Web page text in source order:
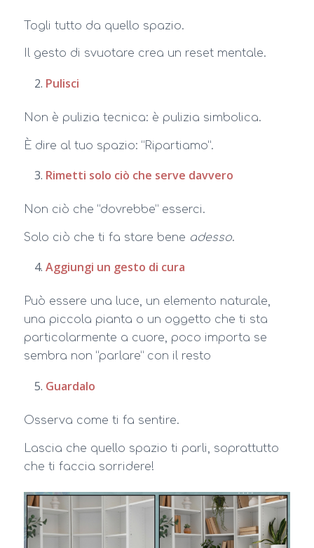
Togli tutto da quello spazio.
Il gesto di svuotare crea un reset mentale.
Pulisci
Non è pulizia tecnica: è pulizia simbolica.
È dire al tuo spazio: “Ripartiamo”.
Rimetti solo ciò che serve davvero
Non ciò che “dovrebbe” esserci.
Solo ciò che ti fa stare bene adesso.
Aggiungi un gesto di cura
Può essere una luce, un elemento naturale,
una piccola pianta o un oggetto che ti sta
particolarmente a cuore, poco importa se
sembra non “parlare” con il resto
Guardalo
Osserva come ti fa sentire.
Lascia che quello spazio ti parli, soprattutto
che ti faccia sorridere!